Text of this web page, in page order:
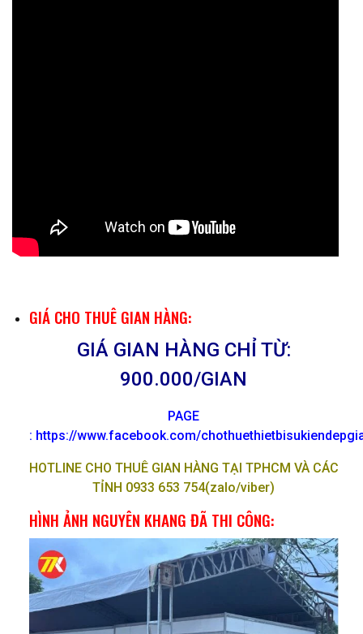
GIÁ CHO THUÊ GIAN HÀNG:
GIÁ GIAN HÀNG CHỈ TỪ:
900.000/GIAN
PAGE
: https://www.facebook.com/
HOTLINE CHO THUÊ GIAN HÀNG TẠI TPHCM VÀ CÁC
TỈNH 0933 653 754(zalo/viber)
HÌNH ẢNH NGUYÊN KHANG ĐÃ THI CÔNG: